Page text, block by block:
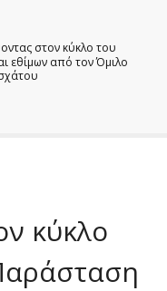
στον κύκλο του
εθίμων από τον Όμιλο
κύκλο